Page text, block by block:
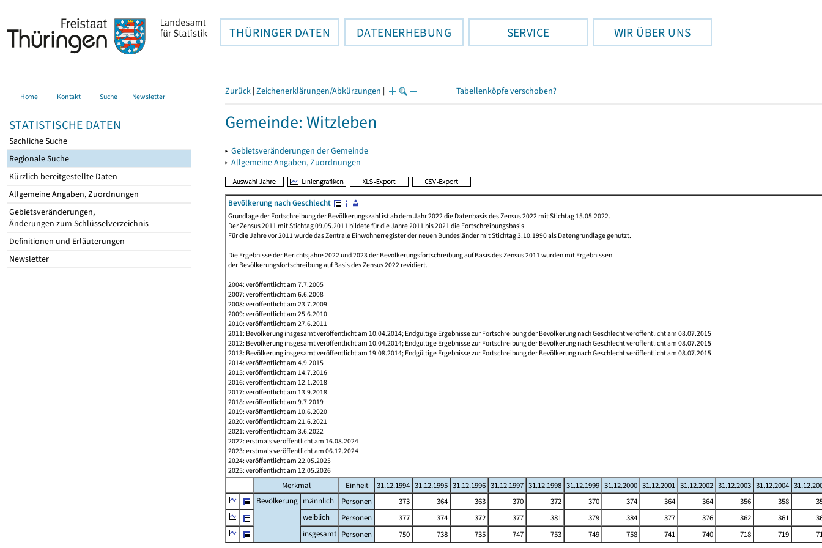
THÜRINGER DATEN DATENERHEBUNG SERVICE WIR ÜBER UNS
Home Kontakt Suche Newsletter
STATISTISCHE DATEN
Sachliche Suche
Regionale Suche
Kürzlich bereitgestellte Daten
Allgemeine Angaben, Zuordnungen
Gebietsveränderungen,
Änderungen zum Schlüsselverzeichnis
Definitionen und Erläuterungen
Newsletter
Zurück | Zeichenerklärungen/Abkürzungen | Tabellenköpfe verschoben?
Gemeinde: Witzleben
▸ Gebietsveränderungen der Gemeinde
▸ Allgemeine Angaben, Zuordnungen
Bevölkerung nach Geschlecht
Grundlage der Fortschreibung der Bevölkerungszahl ist ab dem Jahr 2022 die Datenbasis des Zensus 2022 mit Stichtag 15.05.2022.
Der Zensus 2011 mit Stichtag 09.05.2011 bildete für die Jahre 2011 bis 2021 die Fortschreibungsbasis.
Für die Jahre vor 2011 wurde das Zentrale Einwohnerregister der neuen Bundesländer mit Stichtag 3.10.1990 als Datengrundlage genutzt.
Die Ergebnisse der Berichtsjahre 2022 und 2023 der Bevölkerungsfortschreibung auf Basis des Zensus 2011 wurden mit Ergebnissen
der Bevölkerungsfortschreibung auf Basis des Zensus 2022 revidiert.
2004: veröffentlicht am 7.7.2005
2007: veröffentlicht am 6.6.2008
2008: veröffentlicht am 23.7.2009
2009: veröffentlicht am 25.6.2010
2010: veröffentlicht am 27.6.2011
2011: Bevölkerung insgesamt veröffentlicht am 10.04.2014; Endgültige Ergebnisse zur Fortschreibung der Bevölkerung nach Geschlecht veröffentlicht am 08.07.2015
2012: Bevölkerung insgesamt veröffentlicht am 10.04.2014; Endgültige Ergebnisse zur Fortschreibung der Bevölkerung nach Geschlecht veröffentlicht am 08.07.2015
2013: Bevölkerung insgesamt veröffentlicht am 19.08.2014; Endgültige Ergebnisse zur Fortschreibung der Bevölkerung nach Geschlecht veröffentlicht am 08.07.2015
2014: veröffentlicht am 4.9.2015
2015: veröffentlicht am 14.7.2016
2016: veröffentlicht am 12.1.2018
2017: veröffentlicht am 13.9.2018
2018: veröffentlicht am 9.7.2019
2019: veröffentlicht am 10.6.2020
2020: veröffentlicht am 21.6.2021
2021: veröffentlicht am 3.6.2022
2022: erstmals veröffentlicht am 16.08.2024
2023: erstmals veröffentlicht am 06.12.2024
2024: veröffentlicht am 22.05.2025
2025: veröffentlicht am 12.05.2026
Merkmal Einheit 31.12.1994 31.12.1995 31.12.1996 31.12.1997 31.12.1998 31.12.1999 31.12.2000 31.12.2001 31.12.2002 31.12.2003 31.12.2004
Bevölkerung männlich Personen 373 364 363 370 372 370 374 364 364 356 358
weiblich
Personen 377 374 372 377 381 379 384 377 376 362 361
insgesamt Personen 750 738 735 747 753 749 758 741 740 718 719